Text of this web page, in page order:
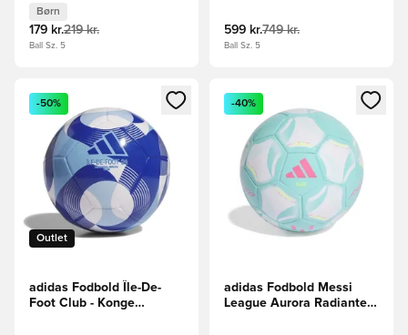
Børn
179 kr.219 kr.
Ball Sz. 5
599 kr.749 kr.
Ball Sz. 5
Åbner en Modal til at logge ind eller tilmelde dig som
Outlet
-50%
adidas Fodbold Île-De-
Foot Club - Konge
Åbner en Modal til at logge
-40%
adidas Fodbold Messi
League Aurora Radiante -